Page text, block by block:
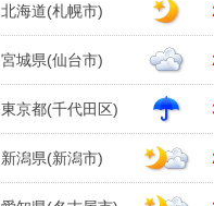
震度5弱を観測し
定な状態続く 長
27日15:45
北陸 30日頃まで
常に不安定 冬型
雨 土砂災害警戒
北海道(札幌市)
宮城県(仙台市)
東京都(千代田区)
新潟県(新潟市)